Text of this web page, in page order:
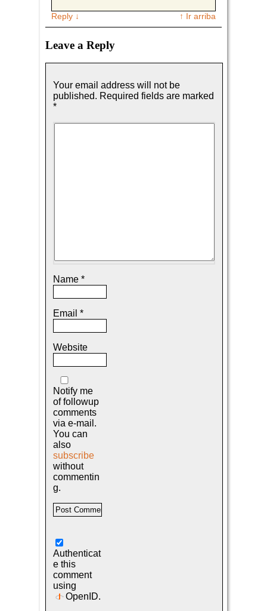
Reply ↓ ↑ Ir arriba
Leave a Reply
Your email address will not be
published. Required fields are marked
*
Name *
Email *
Website
Notify me
of followup
comments
via e-mail.
You can
also
subscribe
without
commentin
g.
Authenticat
e this
comment
using
OpenID.